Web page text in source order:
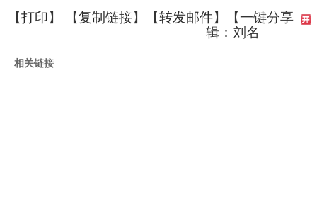
【打印】 【复制链接】【转发邮件】
【一键分享
辑：刘名
相关链接